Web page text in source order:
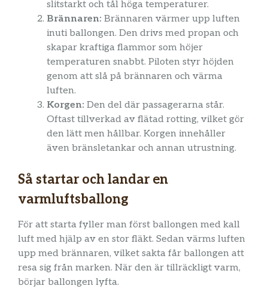
slitstarkt och tål höga temperaturer.
Brännaren: Brännaren värmer upp luften
inuti ballongen. Den drivs med propan och
skapar kraftiga flammor som höjer
temperaturen snabbt. Piloten styr höjden
genom att slå på brännaren och värma
luften.
Korgen: Den del där passagerarna står.
Oftast tillverkad av flätad rotting, vilket gör
den lätt men hållbar. Korgen innehåller
även bränsletankar och annan utrustning.
Så startar och landar en
varmluftsballong
För att starta fyller man först ballongen med kall
luft med hjälp av en stor fläkt. Sedan värms luften
upp med brännaren, vilket sakta får ballongen att
resa sig från marken. När den är tillräckligt varm,
börjar ballongen lyfta.